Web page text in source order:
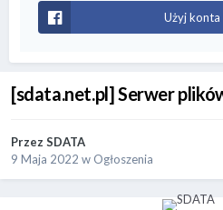
Użyj konta
[sdata.net.pl] Serwer
Przez SDATA
9 Maja 2022 w Ogłoszenia